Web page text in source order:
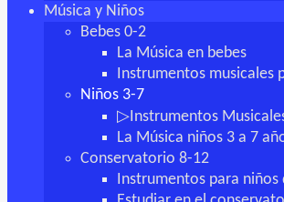
Música y Niños
Bebes 0-2
La Música en bebes
Instrumentos musicales
Niños 3-7
▷Instrumentos
La Música niños 3 a 7
Conservatorio 8-12
Instrumentos para niños